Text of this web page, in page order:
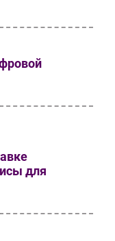
для